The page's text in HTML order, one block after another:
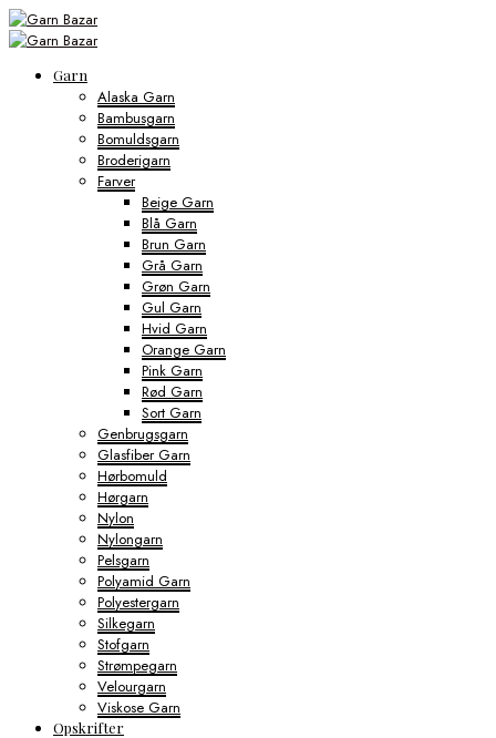
Garn
Alaska Garn
Bambusgarn
Bomuldsgarn
Broderigarn
Farver
Beige Garn
Blå Garn
Brun Garn
Grå Garn
Grøn Garn
Gul Garn
Hvid Garn
Orange Garn
Pink Garn
Rød Garn
Sort Garn
Genbrugsgarn
Glasfiber Garn
Hørbomuld
Hørgarn
Nylon
Nylongarn
Pelsgarn
Polyamid Garn
Polyestergarn
Silkegarn
Stofgarn
Strømpegarn
Velourgarn
Viskose Garn
Opskrifter